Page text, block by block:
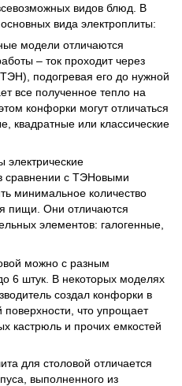
видов блюд. В
вида электроплиты:
модели отличаются
– ток проходит через
подогревая его до нужной
все полученное тепло на
конфорки могут отличаться
квадратные или классические
электрические
сравнении с ТЭНовыми
минимальное количество
пищи. Они отличаются
элементов: галогенные,
можно с разным
6 штук. В некоторых моделях
создал конфорки в
что упрощает
кастрюль и прочих емкостей
для столовой отличается
выполненного из